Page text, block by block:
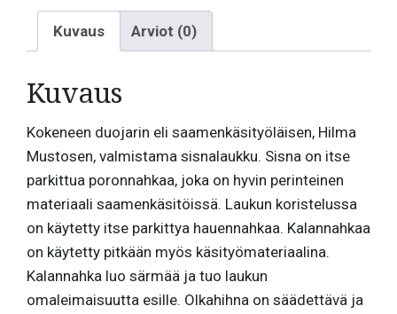
Kuvaus Arviot (0)
Kuvaus
Kokeneen duojarin eli saamenkäsityöläisen, Hilma
Mustosen, valmistama sisnalaukku. Sisna on itse
parkittua poronnahkaa, joka on hyvin perinteinen
materiaali saamenkäsitöissä. Laukun koristelussa
on käytetty itse parkittya hauennahkaa. Kalannahkaa
on käytetty pitkään myös käsityömateriaalina.
Kalannahka luo särmää ja tuo laukun
omaleimaisuutta esille. Olkahihna on säädettävä ja